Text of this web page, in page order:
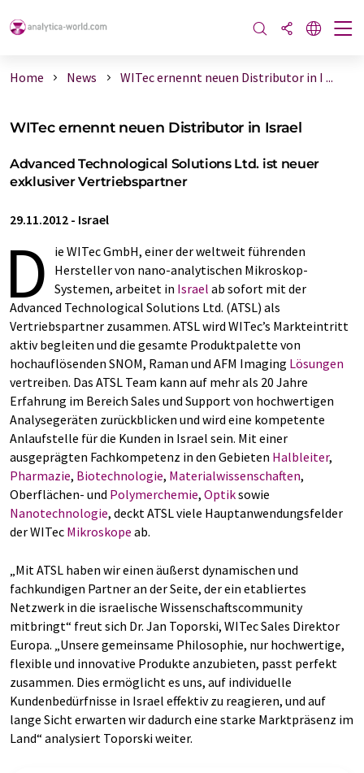
Home News WITec ernennt neuen Distributor in I ...
WITec ernennt neuen Distributor in Israel
Advanced Technological Solutions Ltd. ist neuer
exklusiver Vertriebspartner
29.11.2012 - Israel
D
ie WITec GmbH, einer der weltweit führenden
Hersteller von nano-analytischen Mikroskop-
Systemen, arbeitet in Israel ab sofort mit der
Advanced Technological Solutions Ltd. (ATSL) als
Vertriebspartner zusammen. ATSL wird WITec’s Markteintritt
aktiv begleiten und die gesamte Produktpalette von
hochauflösenden SNOM, Raman und AFM Imaging Lösungen
vertreiben. Das ATSL Team kann auf mehr als 20 Jahre
Erfahrung im Bereich Sales und Support von hochwertigen
Analysegeräten zurückblicken und wird eine kompetente
Anlaufstelle für die Kunden in Israel sein. Mit einer
ausgeprägten Fachkompetenz in den Gebieten Halbleiter,
Pharmazie, Biotechnologie, Materialwissenschaften,
Oberflächen- und Polymerchemie, Optiksowie
Nanotechnologie, deckt ATSL viele Hauptanwendungsfelder
der WITec Mikroskope ab.
„Mit ATSL haben wir einen äußerst dynamischen und
fachkundigen Partner an der Seite, der ein etabliertes
Netzwerk in die israelische Wissenschaftscommunity
mitbringt“ freut sich Dr. Jan Toporski, WITec Sales Direktor
Europa. „Unsere gemeinsame Philosophie, nur hochwertige,
flexible und innovative Produkte anzubieten, passt perfekt
zusammen. Dies ermöglicht es uns, auf individuelle
Kundenbedürfnisse in Israel effektiv zu reagieren, und auf
lange Sicht erwarten wir dadurch eine starke Marktpräsenz im
Land“ analysiert Toporski weiter.